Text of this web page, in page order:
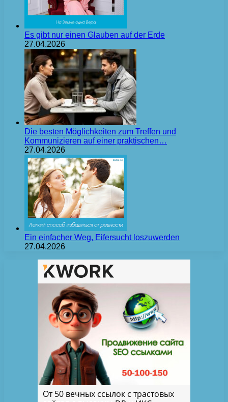
Es gibt nur einen Glauben auf der Erde
27.04.2026
Die besten Möglichkeiten zum Treffen und
Kommunizieren auf einer praktischen…
27.04.2026
Ein einfacher Weg, Eifersucht loszuwerden
27.04.2026